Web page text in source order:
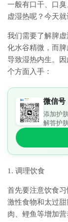
一般有口干、口
虚湿热呢？今天
我们需要了解脾
化水谷精微，而
导致湿热内生。
个方面入手：
微信号
添加护
解答护
1. 调理饮食
首先要注意饮食
激性食物和太过
肉、鲤鱼等增加营